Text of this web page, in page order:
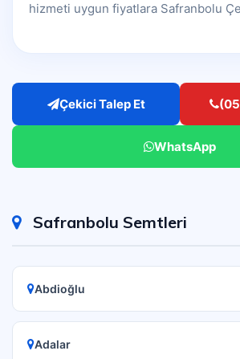
hizmeti uygun fiyatlara Safranbolu
Çekici Talep Et
WhatsApp
Safranbolu Semtleri
Abdioğlu
Adalar